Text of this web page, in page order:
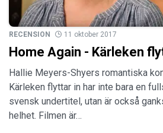
RECENSION 11 oktober 2017
Home Again - Kärleken
Hallie Meyers-Shyers romantiska
Kärleken flyttar in har inte bara en
svensk undertitel, utan är också
helhet. Filmen är…